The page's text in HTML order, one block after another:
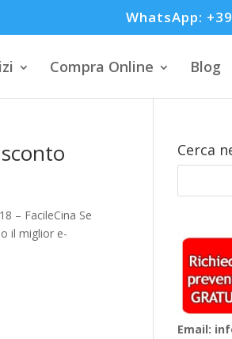
WhatsApp:
Compra Online Blog
– FacileCina Se
il miglior e-
Cerca
Email: